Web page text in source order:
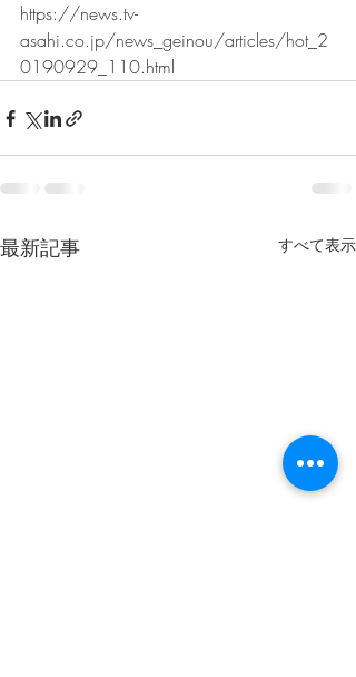
https://news.tv-
asahi.co.jp/news_geinou/articles/hot_2
0190929_110.html
最新記事 すべて表示